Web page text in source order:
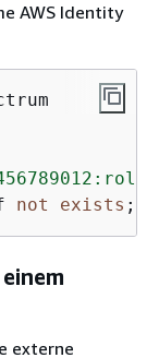
AWS Identity
not exists ;
externe